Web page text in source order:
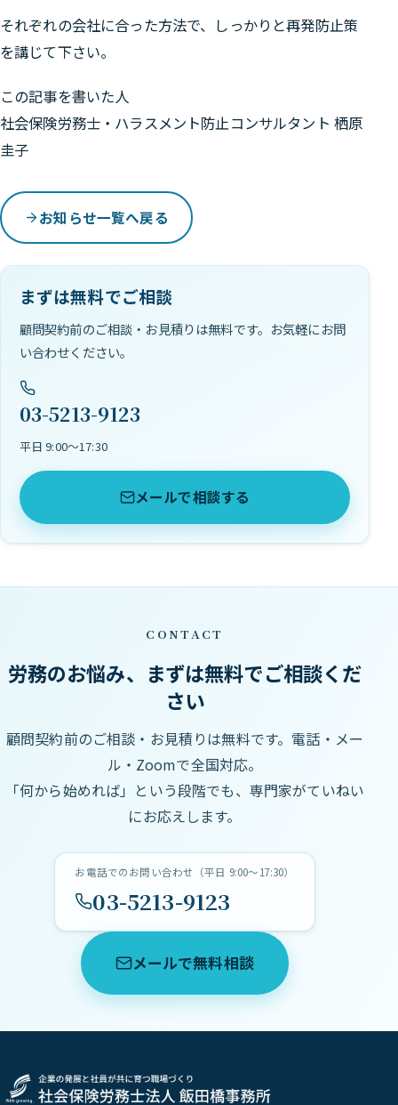
それぞれの会社に合った方法で、しっかりと再発防止策
を講じて下さい。
この記事を書いた人
社会保険労務士・ハラスメント防止コンサルタント 栖原
圭子
お知らせ一覧へ戻る
まずは無料でご相談
顧問契約前のご相談・お見積りは無料です。お気軽にお問
い合わせください。
03-5213-9123
平日 9:00〜17:30
メールで相談する
CONTACT
労務のお悩み、まずは無料でご相談くだ
さい
顧問契約前のご相談・お見積りは無料です。電話・メー
ル・Zoomで全国対応。
「何から始めれば」という段階でも、専門家がていねい
にお応えします。
お電話でのお問い合わせ（平日 9:00〜17:30）
03-5213-9123
メールで無料相談